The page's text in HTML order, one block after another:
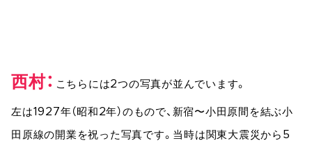
西村 こちらには2つの写真が並んでいます。
左は1927年（昭和2年）のもので、新宿〜小田原間を結ぶ小
田原線の開業を祝った写真です。当時は関東大震災から5